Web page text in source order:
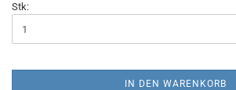
Stk:
IN DEN WARENKORB